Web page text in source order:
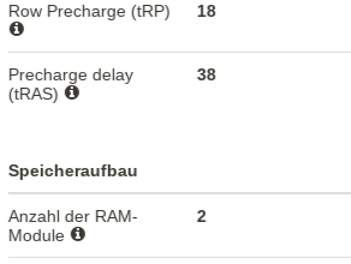
Row Precharge (tRP) 18
Precharge delay
(tRAS)
38
Speicheraufbau
Anzahl der RAM-
Module
2